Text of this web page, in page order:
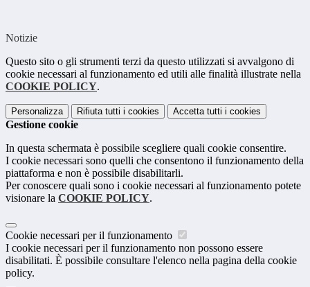
Notizie
Questo sito o gli strumenti terzi da questo utilizzati si avvalgono di
cookie necessari al funzionamento ed utili alle finalità illustrate nella
COOKIE POLICY.
Personalizza Rifiuta tutti i cookies Accetta tutti i cookies
Gestione cookie
In questa schermata è possibile scegliere quali cookie consentire.
I cookie necessari sono quelli che consentono il funzionamento della
piattaforma e non è possibile disabilitarli.
Per conoscere quali sono i cookie necessari al funzionamento potete
visionare la COOKIE POLICY.
Cookie necessari per il funzionamento
I cookie necessari per il funzionamento non possono essere
disabilitati. È possibile consultare l'elenco nella pagina della cookie
policy.